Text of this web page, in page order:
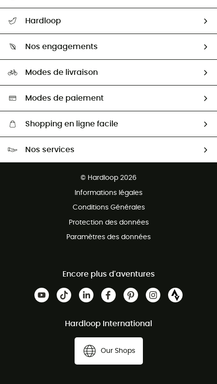
Retour & remboursement
Guide des tailles
Seconde Main
Aide & Contact
Hardloop
HardGuides
Nos engagements
Sélection éco-responsable
Modes de livraison
Modes de paiement
Shopping en ligne facile
Nos services
© Hardloop 2026
Informations légales
Conditions Générales
Protection des données
Paramètres des données
Encore plus d'aventures
Hardloop International
Our Shops